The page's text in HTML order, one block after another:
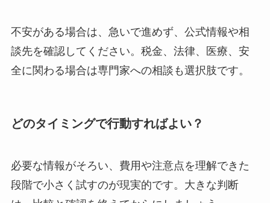
不安がある場合は、急いで進めず、公式情報や相
談先を確認してください。税金、法律、医療、安
全に関わる場合は専門家への相談も選択肢です。
どのタイミングで行動すればよい？
必要な情報がそろい、費用や注意点を理解できた
段階で小さく試すのが現実的です。大きな判断